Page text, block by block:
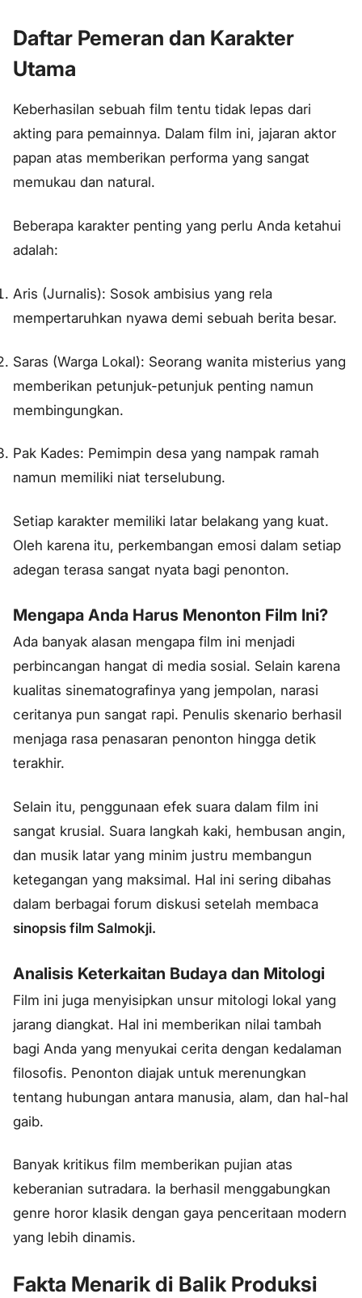
Daftar Pemeran dan Karakter
Utama
Keberhasilan sebuah film tentu tidak lepas dari
akting para pemainnya. Dalam film ini, jajaran aktor
papan atas memberikan performa yang sangat
memukau dan natural.
Beberapa karakter penting yang perlu Anda ketahui
adalah:
Aris (Jurnalis): Sosok ambisius yang rela
mempertaruhkan nyawa demi sebuah berita besar.
Saras (Warga Lokal): Seorang wanita misterius yang
memberikan petunjuk-petunjuk penting namun
membingungkan.
Pak Kades: Pemimpin desa yang nampak ramah
namun memiliki niat terselubung.
Setiap karakter memiliki latar belakang yang kuat.
Oleh karena itu, perkembangan emosi dalam setiap
adegan terasa sangat nyata bagi penonton.
Mengapa Anda Harus Menonton Film Ini?
Ada banyak alasan mengapa film ini menjadi
perbincangan hangat di media sosial. Selain karena
kualitas sinematografinya yang jempolan, narasi
ceritanya pun sangat rapi. Penulis skenario berhasil
menjaga rasa penasaran penonton hingga detik
terakhir.
Selain itu, penggunaan efek suara dalam film ini
sangat krusial. Suara langkah kaki, hembusan angin,
dan musik latar yang minim justru membangun
ketegangan yang maksimal. Hal ini sering dibahas
dalam berbagai forum diskusi setelah membaca
sinopsis film Salmokji.
Analisis Keterkaitan Budaya dan Mitologi
Film ini juga menyisipkan unsur mitologi lokal yang
jarang diangkat. Hal ini memberikan nilai tambah
bagi Anda yang menyukai cerita dengan kedalaman
filosofis. Penonton diajak untuk merenungkan
tentang hubungan antara manusia, alam, dan hal-hal
gaib.
Banyak kritikus film memberikan pujian atas
keberanian sutradara. Ia berhasil menggabungkan
genre horor klasik dengan gaya penceritaan modern
yang lebih dinamis.
Fakta Menarik di Balik Produksi